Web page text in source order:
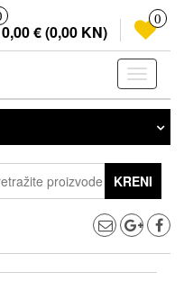
0,00 € (0,00 KN)
0
KRENI